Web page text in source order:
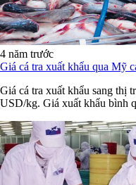
4 năm trước
Giá cá tra xuất khẩu qua Mỹ
Giá cá tra xuất khẩu sang thị
USD/kg. Giá xuất khẩu bình